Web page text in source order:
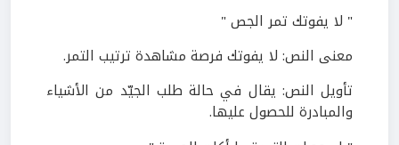
" لا يفوتك تمر الجص "
معنى النص: لا يفوتك فرصة مشاهدة ترتيب التمر.
تأويل النص: يقال في حالة طلب الجيّد من الأشياء
والمبادرة للحصول عليها.